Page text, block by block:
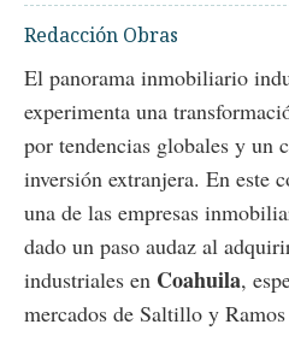
Redacción Obras
El panorama inmobiliario
experimenta una
por tendencias globales y un
inversión extranjera. En este
una de las empresas
dado un paso audaz al
industriales en Coahuila,
mercados de Saltillo y